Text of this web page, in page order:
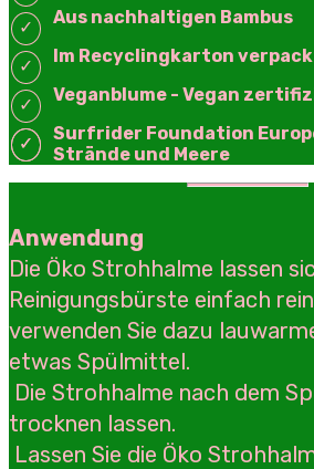
Aus nachhaltigen Bambus
Im Recyclingkarton
Veganblume - Vegan
Surfrider Foundation
Strände und Meere
Anwendung
Die Öko Strohhalme lassen
Reinigungsbürste einfach
verwenden Sie dazu
etwas Spülmittel.
Die Strohhalme nach dem
trocknen lassen.
Lassen Sie die Öko